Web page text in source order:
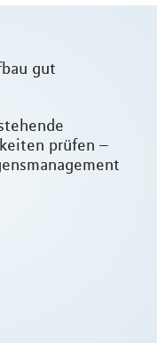
gut
prüfen –